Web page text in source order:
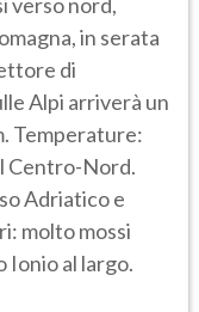
in serata
di
Alpi arriverà un
Temperature:
Centro-Nord.
Adriatico e
molto mossi
Ionio al largo.